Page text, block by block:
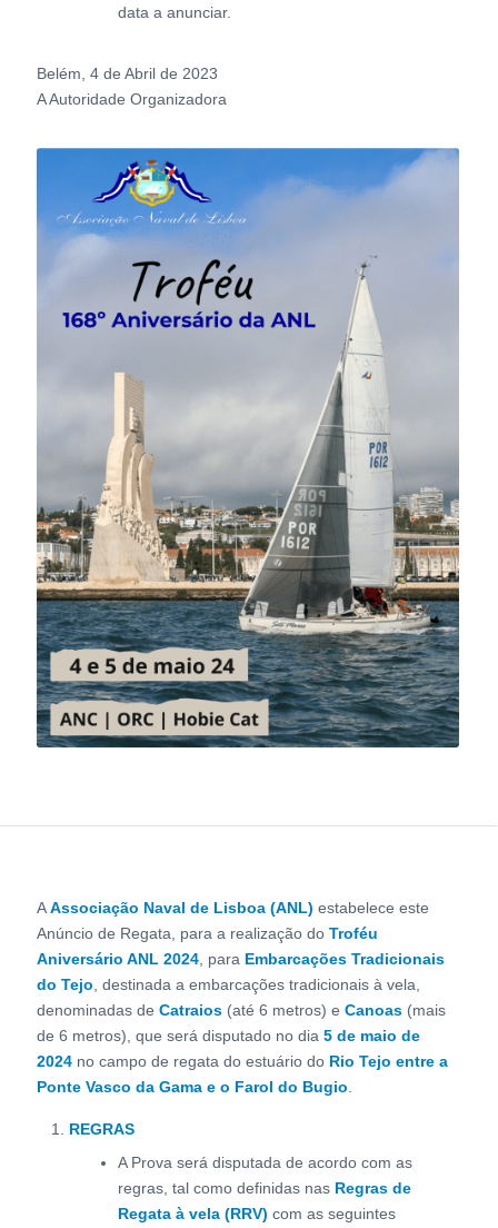
data a anunciar.
Belém, 4 de Abril de 2023
A Autoridade Organizadora
AAssociação Naval de Lisboa (ANL) estabelece este
Anúncio de Regata, para a realização do Troféu
Aniversário ANL 2024, para Embarcações Tradicionais
do Tejo , destinada a embarcações tradicionais à vela,
denominadas de Catraios(até 6 metros) e Canoas(mais
de 6 metros), que será disputado no dia 5 de maio de
2024no campo de regata do estuário do Rio Tejo entre a
Ponte Vasco da Gama e o Farol do Bugio
REGRAS
A Prova será disputada de acordo com as
regras, tal como definidas nas Regras de
Regata à vela (RRV) com as seguintes